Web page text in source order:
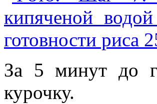
За 5 минут до
курочку.